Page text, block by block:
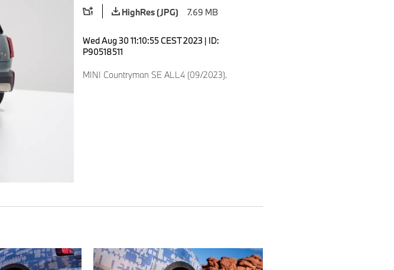
HighRes (JPG)
7.69 MB
Wed Aug 30 11:10:55 CEST 2023 | ID:
P90518511
MINI Countryman SE ALL4 (09/2023).